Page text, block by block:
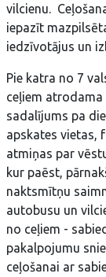
vilcienu.
iepazīt
iedzīvotājus un
Pie katra no 7
ceļiem atrodama
sadalījums pa
apskates vietas,
atmiņas par
kur paēst,
naktsmītņu
autobusu un
no ceļiem -
pakalpojumu
ceļošanai ar